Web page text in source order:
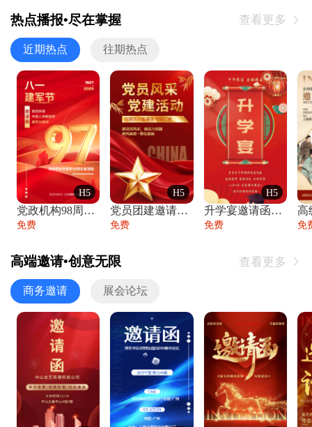
热点播报•尽在掌握 查看更多 
近期热点 往期热点
H5
党政机构98周年八一建军节庆祝晚会活动邀
免费
H5
党员团建邀请函党建活动风采党会工作汇报总
免费
H5
升学宴邀请函喜报金榜题名高端谢师宴邀请函
免费 免
高端邀请•创意无限 查看更多 
商务邀请 展会论坛